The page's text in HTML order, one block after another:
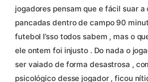
jogadores pensam que e fácil suar a
pancadas dentro de campo 90
futebol I’sso todos sabem , mas o
ele ontem foi injusto . Do nada o
ser vaiado de forma desastrosa ,
psicológico desse jogador , ficou